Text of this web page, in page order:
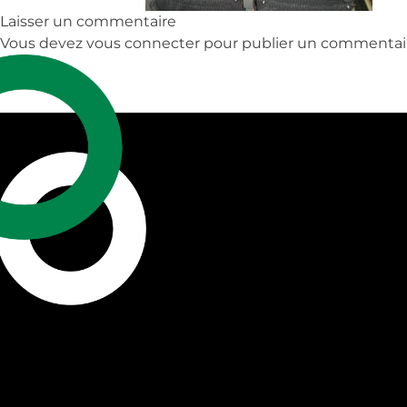
Laisser un commentaire
Vous devez vous connecter pour publier un